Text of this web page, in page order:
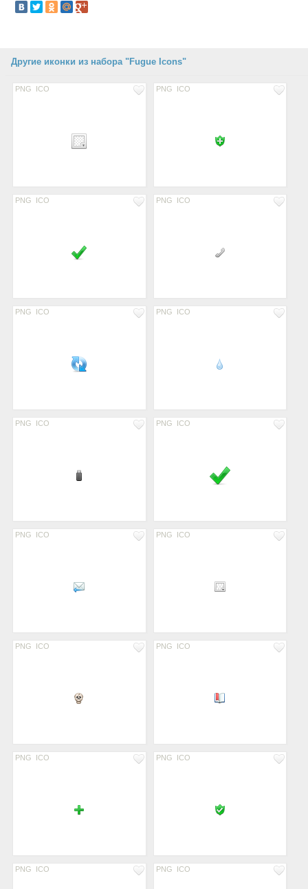
Другие иконки из набора "Fugue Icons"
PNG ICO PNG ICO
PNG ICO PNG ICO
PNG ICO PNG ICO
PNG ICO PNG ICO
PNG ICO PNG ICO
PNG ICO PNG ICO
PNG ICO PNG ICO
PNG ICO PNG ICO